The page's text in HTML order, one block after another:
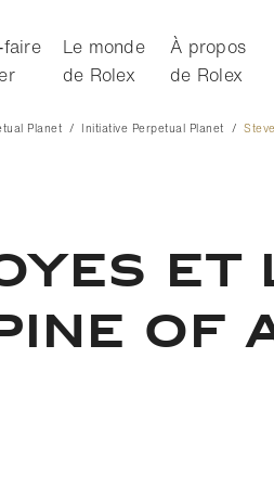
Le monde
de Rolex
À propos
de Rolex
Planet Initiative Perpetual Planet
ET
OF